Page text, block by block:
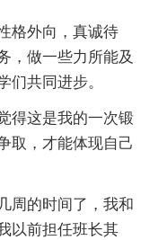
格外向，真诚待
，做一些力所能及
们共同进步。
得这是我的一次锻
取，才能体现自己
周的时间了，我和
以前担任班长其